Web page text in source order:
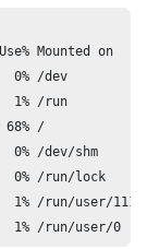
Mounted on
/dev
1% /run
68% /
/dev/shm
/run/lock
/run/user/111